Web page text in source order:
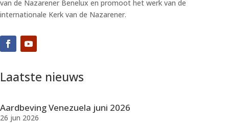
van de Nazarener Benelux en promoot het werk van de
internationale Kerk van de Nazarener.
Laatste nieuws
Aardbeving Venezuela juni 2026
26 jun 2026